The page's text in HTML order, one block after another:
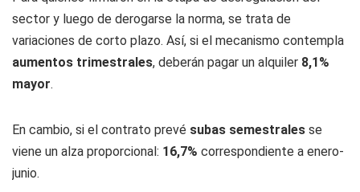
sector y luego de derogarse la norma, se trata de
variaciones de corto plazo. Así, si el mecanismo contempla
aumentos trimestrales, deberán pagar un alquiler 8,1%
mayor.
En cambio, si el contrato prevé subas semestrales se
viene un alza proporcional: 16,7% correspondiente a enero-
junio.